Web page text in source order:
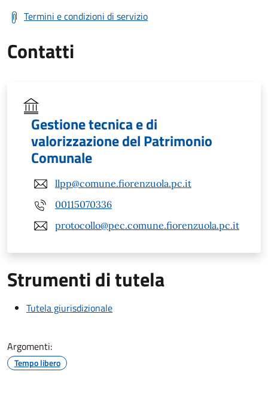
Termini e condizioni di servizio
Contatti
Gestione tecnica e di
valorizzazione del Patrimonio
Comunale
llpp@comune.fiorenzuola.pc.it
00115070336
protocollo@pec.comune.fiorenzuola.pc.it
Strumenti di tutela
Tutela giurisdizionale
Argomenti:
Tempo libero